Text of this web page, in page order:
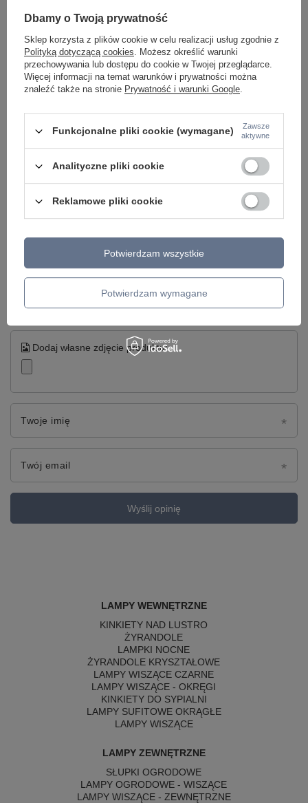
chcesz lepszą cenę?
szybko i przygotujemy indywidualną ofertę
dopasowaną do Ciebie..
Napisz do nas
Model znajdziesz w kategoriach
Napisz swoją opinię
Twoja ocena:
5/5
Treść twojej opinii
Dodaj własne zdjęcie produktu:
Twoje imię
Twój email
Wyślij opinię
LAMPY WEWNĘTRZNE
KINKIETY NAD LUSTRO
ŻYRANDOLE
LAMPKI NOCNE
ŻYRANDOLE KRYSZTAŁOWE
LAMPY WISZĄCE CZARNE
LAMPY WISZĄCE - OKRĘGI
KINKIETY DO SYPIALNI
LAMPY SUFITOWE OKRĄGŁE
LAMPY WISZĄCE
LAMPY ZEWNĘTRZNE
SŁUPKI OGRODOWE
LAMPY OGRODOWE - WISZĄCE
LAMPY WISZĄCE - ZEWNĘTRZNE
Dbamy o Twoją prywatność
Sklep korzysta z plików cookie w celu realizacji usług zgodnie z
Polityką dotyczącą cookies. Możesz określić warunki
przechowywania lub dostępu do cookie w Twojej przeglądarce.
Więcej informacji na temat warunków i prywatności można
znaleźć także na stronie Prywatność i warunki Google.
Funkcjonalne pliki cookie (wymagane)
Zawsze
aktywne
Analityczne pliki cookie
Reklamowe pliki cookie
Potwierdzam wymagane
Potwierdzam wszystkie